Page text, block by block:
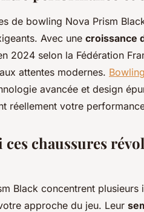
et style
de bowling Nova Prism
Avec une croissance
2024 selon la Fédération
attentes modernes.
avancée et design
réellement votre
chaussures
Black concentrent
approche du jeu. Leur